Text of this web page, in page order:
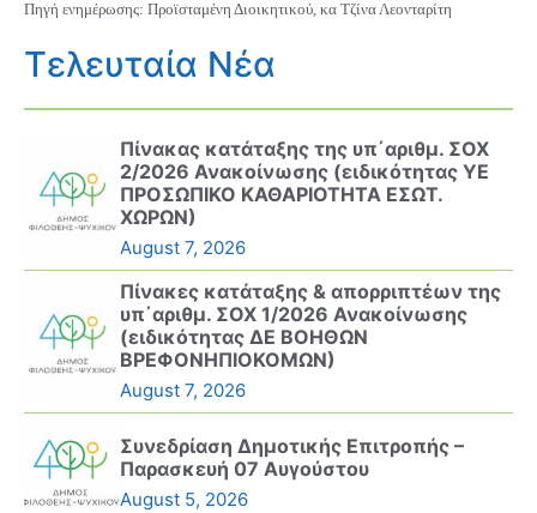
Πηγή ενημέρωσης: Προϊσταμένη Διοικητικού, κα Τζίνα Λεονταρίτη
Τελευταία Νέα
Πίνακας κατάταξης της υπ΄αριθμ. ΣΟΧ
2/2026 Ανακοίνωσης (ειδικότητας ΥΕ
ΠΡΟΣΩΠΙΚΟ ΚΑΘΑΡΙΟΤΗΤΑ ΕΣΩΤ.
ΧΩΡΩΝ)
August 7, 2026
Πίνακες κατάταξης & απορριπτέων της
υπ΄αριθμ. ΣΟΧ 1/2026 Ανακοίνωσης
(ειδικότητας ΔΕ ΒΟΗΘΩΝ
ΒΡΕΦΟΝΗΠΙΟΚΟΜΩΝ)
August 7, 2026
Συνεδρίαση Δημοτικής Επιτροπής –
Παρασκευή 07 Αυγούστου
August 5, 2026